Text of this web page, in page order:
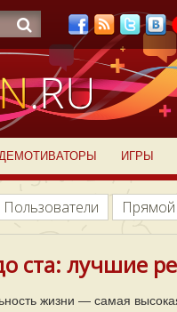
ИГРЫ
Пользователи
ста: лучшие
жизни — самая